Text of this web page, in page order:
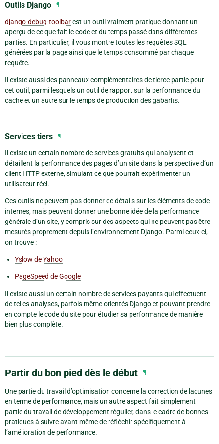
Outils Django ¶
django-debug-toolbarest un outil vraiment pratique donnant un
aperçu de ce que fait le code et du temps passé dans différentes
parties. En particulier, il vous montre toutes les requêtes SQL
générées par la page ainsi que le temps consommé par chaque
requête.
Il existe aussi des panneaux complémentaires de tierce partie pour
cet outil, parmi lesquels un outil de rapport sur la performance du
cache et un autre sur le temps de production des gabarits.
Services tiers ¶
Il existe un certain nombre de services gratuits qui analysent et
détaillent la performance des pages d’un site dans la perspective d’un
client HTTP externe, simulant ce que pourrait expérimenter un
utilisateur réel.
Ces outils ne peuvent pas donner de détails sur les éléments de code
internes, mais peuvent donner une bonne idée de la performance
générale d’un site, y compris sur des aspects qui ne peuvent pas être
mesurés proprement depuis l’environnement Django. Parmi ceux-ci,
on trouve :
Yslow de Yahoo
PageSpeed de Google
Il existe aussi un certain nombre de services payants qui effectuent
de telles analyses, parfois même orientés Django et pouvant prendre
en compte le code du site pour étudier sa performance de manière
bien plus complète.
Partir du bon pied dès le début ¶
Une partie du travail d’optimisation concerne la correction de lacunes
en terme de performance, mais un autre aspect fait simplement
partie du travail de développement régulier, dans le cadre de bonnes
pratiques à suivre avant même de réfléchir spécifiquement à
l’amélioration de performance.